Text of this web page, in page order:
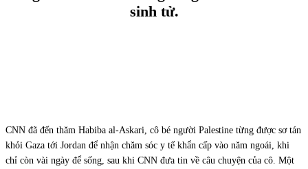
sinh tử.
CNN đã đến thăm Habiba al-Askari, cô bé người Palestine từng được sơ tán
khỏi Gaza tới Jordan để nhận chăm sóc y tế khẩn cấp vào năm ngoái, khi
chỉ còn vài ngày để sống, sau khi CNN đưa tin về câu chuyện của cô. Một